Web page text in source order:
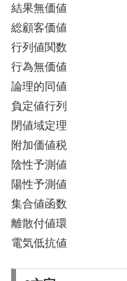
結果無価値
総顧客価値
行列値関数
行為無価値
論理的同値
負定値行列
閉値域定理
附加価値税
陰性予測値
陽性予測値
集合値函数
離散付値環
電気低抗値